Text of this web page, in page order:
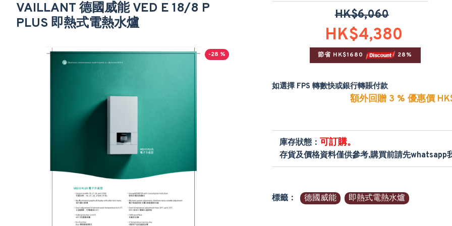
VAILLANT 德國威能 VED E 18/8 P
PLUS 即熱式電熱水爐
-28 %
HK$4,380
HK$6,060
節省 HK$1680 28%
如選擇 FPS 轉數快或銀行轉賬付款
額外回贈 3 % 優惠價
庫存狀態： 可訂購。
存貨及價格資料僅供參考,購買前請先whatsapp
標籤： 德國威能 即熱式電熱水爐